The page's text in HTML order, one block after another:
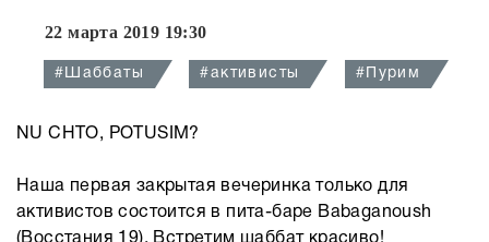
22 марта 2019 19:30
#Шаббаты #активисты #Пурим
NU CHTO, POTUSIM?
Наша первая закрытая вечеринка только для
активистов состоится в пита-баре Babaganoush
(Восстания 19). Встретим шаббат красиво!